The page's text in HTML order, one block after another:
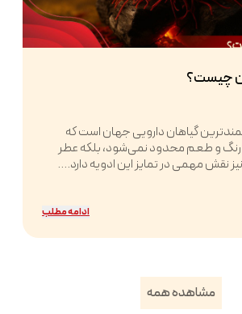
چیست؟
گیاهان دارویی جهان است که
رنگ و طعم محدود نمی‌شود، بلکه عطر
نقش مهمی در تمایز این ادویه دارد....
ادامه مطلب
مشاهده همه